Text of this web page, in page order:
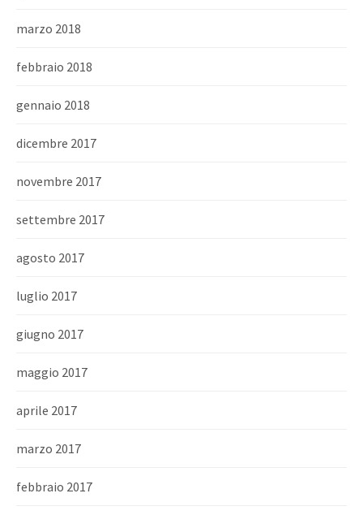
marzo 2018
febbraio 2018
gennaio 2018
dicembre 2017
novembre 2017
settembre 2017
agosto 2017
luglio 2017
giugno 2017
maggio 2017
aprile 2017
marzo 2017
febbraio 2017